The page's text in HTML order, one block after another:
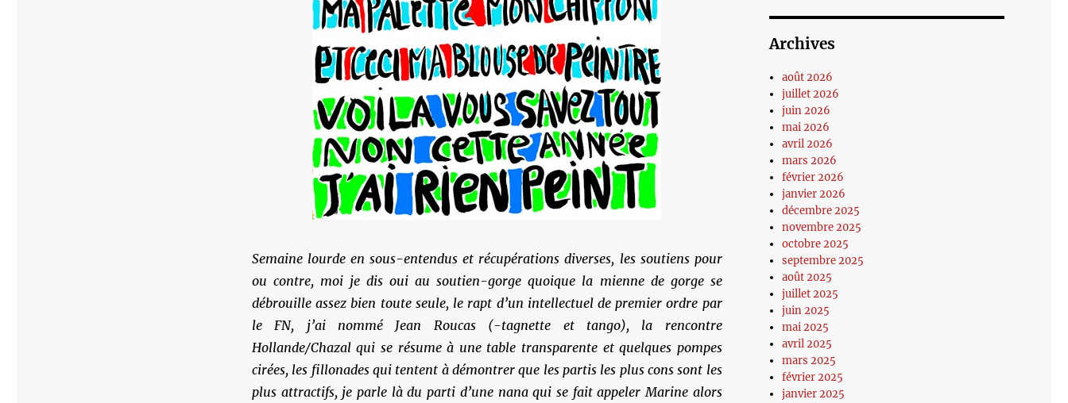
Semaine lourde en sous-entendus et récupérations diverses, les soutiens pour
ou contre, moi je dis oui au soutien-gorge quoique la mienne de gorge se
débrouille assez bien toute seule, le rapt d’un intellectuel de premier ordre par
le FN, j’ai nommé Jean Roucas (-tagnette et tango), la rencontre
Hollande/Chazal qui se résume à une table transparente et quelques pompes
cirées, les fillonades qui tentent à démontrer que les partis les plus cons sont les
plus attractifs, je parle là du parti d’une nana qui se fait appeler Marine alors
Archives
août 2026
juillet 2026
juin 2026
mai 2026
avril 2026
mars 2026
février 2026
janvier 2026
décembre 2025
novembre 2025
octobre 2025
septembre 2025
août 2025
juillet 2025
juin 2025
mai 2025
avril 2025
mars 2025
février 2025
janvier 2025